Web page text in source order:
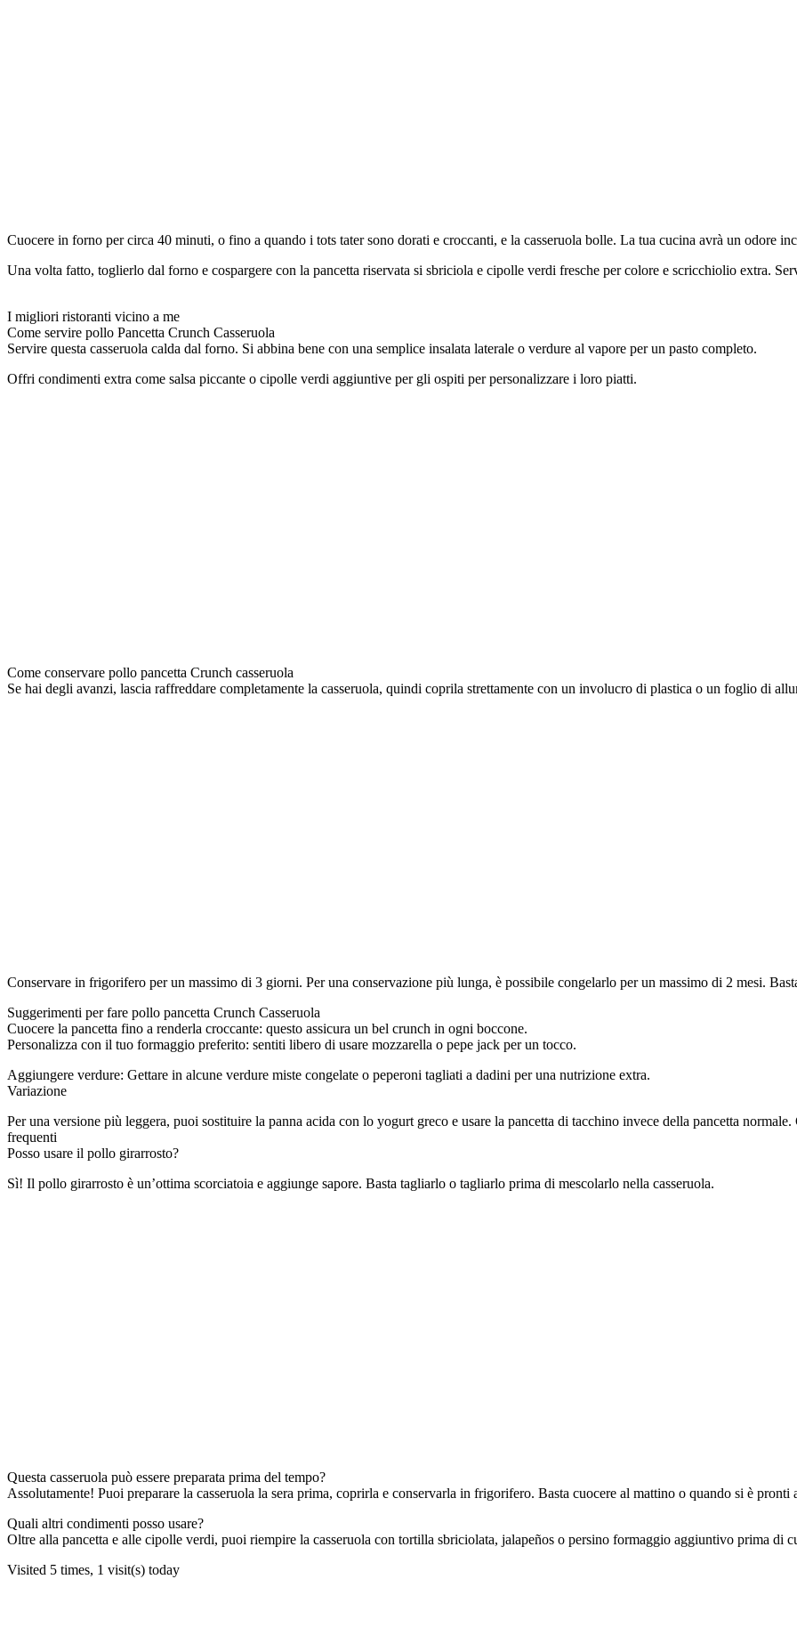
Cuocere in forno per circa 40 minuti, o fino a quando i tots tater sono dorati e croccanti, e la casseruola bolle. La tua cucina avrà un odore
Una volta fatto, toglierlo dal forno e cospargere con la pancetta riservata si sbriciola e cipolle verdi fresche per colore e scricchiolio extra.
I migliori ristoranti vicino a me
Come servire pollo Pancetta Crunch Casseruola
Servire questa casseruola calda dal forno. Si abbina bene con una semplice insalata laterale o verdure al vapore per un pasto completo.
Offri condimenti extra come salsa piccante o cipolle verdi aggiuntive per gli ospiti per personalizzare i loro piatti.
Come conservare pollo pancetta Crunch casseruola
Se hai degli avanzi, lascia raffreddare completamente la casseruola, quindi coprila strettamente con un involucro di plastica o un foglio di
Conservare in frigorifero per un massimo di 3 giorni. Per una conservazione più lunga, è possibile congelarlo per un massimo di 2 mesi.
Suggerimenti per fare pollo pancetta Crunch Casseruola
Cuocere la pancetta fino a renderla croccante: questo assicura un bel crunch in ogni boccone.
Personalizza con il tuo formaggio preferito: sentiti libero di usare mozzarella o pepe jack per un tocco.
Aggiungere verdure: Gettare in alcune verdure miste congelate o peperoni tagliati a dadini per una nutrizione extra.
Variazione
Per una versione più leggera, puoi sostituire la panna acida con lo yogurt greco e usare la pancetta di tacchino invece della pancetta
frequenti
Posso usare il pollo girarrosto?
Sì! Il pollo girarrosto è un’ottima scorciatoia e aggiunge sapore. Basta tagliarlo o tagliarlo prima di mescolarlo nella casseruola.
Questa casseruola può essere preparata prima del tempo?
Assolutamente! Puoi preparare la casseruola la sera prima, coprirla e conservarla in frigorifero. Basta cuocere al mattino o quando si è pronti
Quali altri condimenti posso usare?
Oltre alla pancetta e alle cipolle verdi, puoi riempire la casseruola con tortilla sbriciolata, jalapeños o persino formaggio aggiuntivo prima di
Visited 5 times, 1 visit(s) today